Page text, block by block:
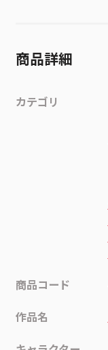
商品詳細
カテゴリ
商品コード
作品名